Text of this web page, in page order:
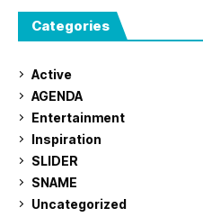
Categories
Active
AGENDA
Entertainment
Inspiration
SLIDER
SNAME
Uncategorized